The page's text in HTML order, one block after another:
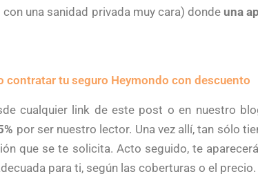
una sanidad privada muy cara) donde una
contratar tu seguro Heymondo con descuento
cualquier link de este post o en nuestro
por ser nuestro lector. Una vez allí, tan sólo
que se te solicita. Acto seguido, te
para ti, según las coberturas o el precio.